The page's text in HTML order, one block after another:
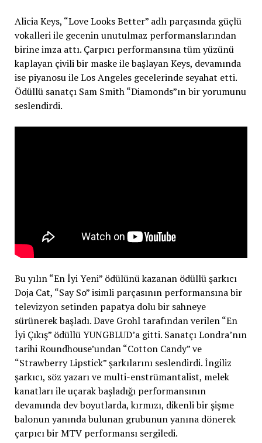
Alicia Keys, “Love Looks Better” adlı parçasında güçlü
vokalleri ile gecenin unutulmaz performanslarından
birine imza attı. Çarpıcı performansına tüm yüzünü
kaplayan çivili bir maske ile başlayan Keys, devamında
ise piyanosu ile Los Angeles gecelerinde seyahat etti.
Ödüllü sanatçı Sam Smith “Diamonds”ın bir yorumunu
seslendirdi.
Bu yılın “En İyi Yeni” ödülünü kazanan ödüllü şarkıcı
Doja Cat, “Say So” isimli parçasının performansına bir
televizyon setinden papatya dolu bir sahneye
sürünerek başladı. Dave Grohl tarafından verilen “En
İyi Çıkış” ödüllü YUNGBLUD’a gitti. Sanatçı Londra’nın
tarihi Roundhouse’undan “Cotton Candy” ve
“Strawberry Lipstick” şarkılarını seslendirdi. İngiliz
şarkıcı, söz yazarı ve multi-enstrümantalist, melek
kanatları ile uçarak başladığı performansının
devamında dev boyutlarda, kırmızı, dikenli bir şişme
balonun yanında bulunan grubunun yanına dönerek
çarpıcı bir MTV performansı sergiledi.